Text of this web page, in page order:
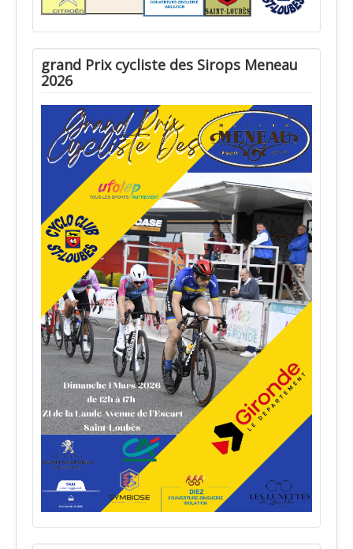
grand Prix cycliste des Sirops Meneau
2026